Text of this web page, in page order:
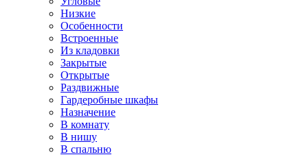
Низкие
Особенности
Встроенные
Из кладовки
Закрытые
Открытые
Раздвижные
Гардеробные шкафы
Назначение
В комнату
В нишу
В спальню